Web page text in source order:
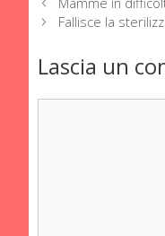
Fallisce la
Lascia un